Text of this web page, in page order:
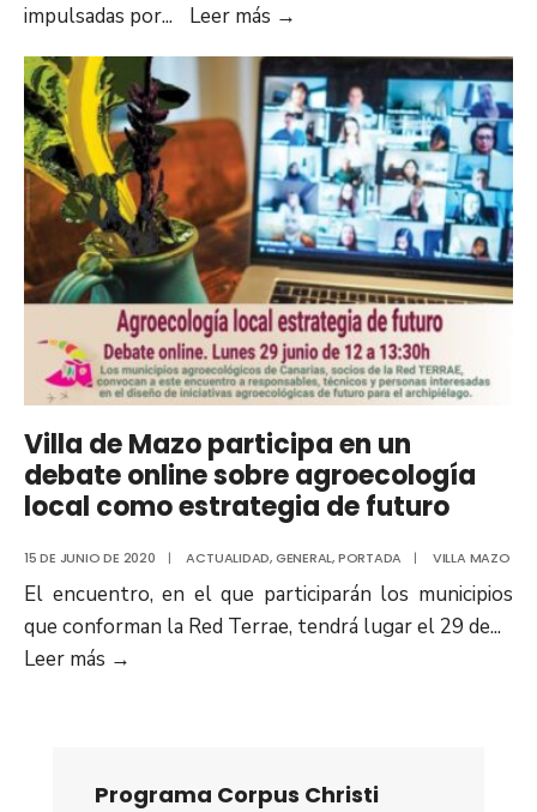
impulsadas por... Leer más →
Villa de Mazo participa en un
debate online sobre agroecología
local como estrategia de futuro
15 DE JUNIO DE 2020 | ACTUALIDAD,GENERAL,PORTADA | VILLA MAZO
El encuentro, en el que participarán los municipios
que conforman la Red Terrae, tendrá lugar el 29 de...
Leer más →
Programa Corpus Christi